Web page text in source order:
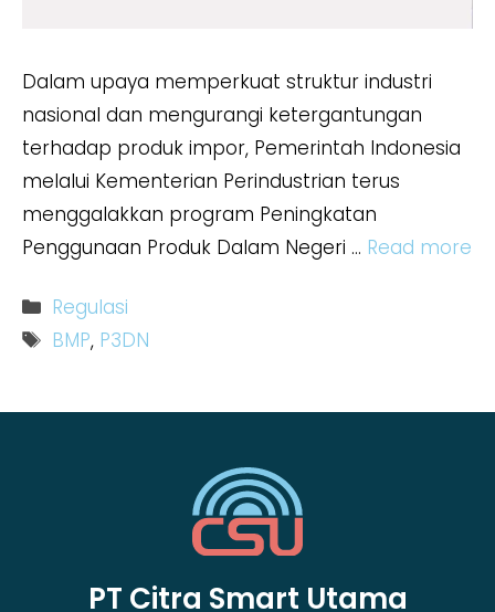
Dalam upaya memperkuat struktur industri
nasional dan mengurangi ketergantungan
terhadap produk impor, Pemerintah Indonesia
melalui Kementerian Perindustrian terus
menggalakkan program Peningkatan
Penggunaan Produk Dalam Negeri … Read more
Kategori
Regulasi
Tag
BMP, P3DN
PT Citra Smart Utama